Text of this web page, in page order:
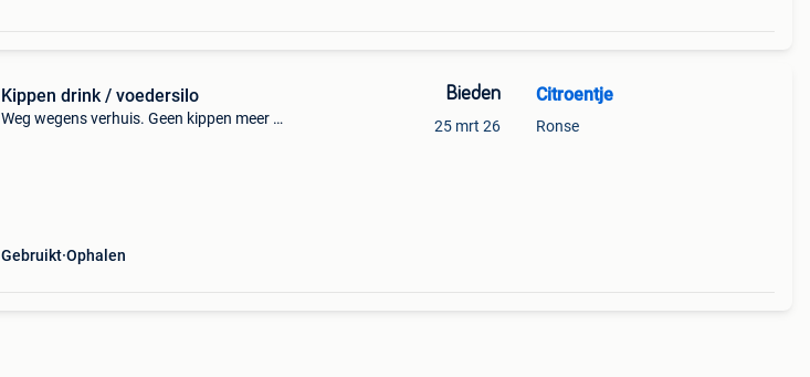
Kippen drink / voedersilo
Weg wegens verhuis. Geen kippen meer …
Gebruikt Ophalen
Bieden
25 mrt 26
Citroentje
Ronse